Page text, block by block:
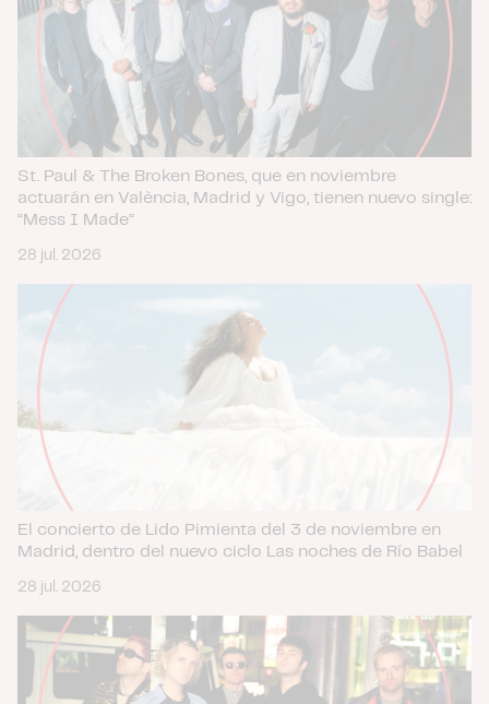
St. Paul & The Broken Bones, que en noviembre
actuarán en València, Madrid y Vigo, tienen nuevo single:
“Mess I Made”
28 jul. 2026
El concierto de Lido Pimienta del 3 de noviembre en
Madrid, dentro del nuevo ciclo Las noches de Río Babel
28 jul. 2026